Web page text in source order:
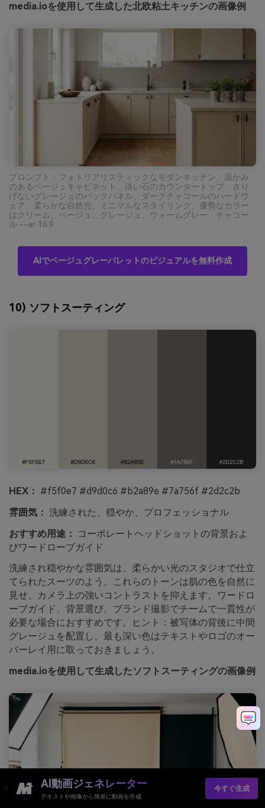
media.ioを使用して生成した北欧粘土キッチンの画像例
プロンプト：フォトリアリスティックなモダンキッチン、温かみ
のあるベージュキャビネット、淡い石のカウンタートップ、さり
げないグレージュのバックパネル、ダークチャコールのハードウ
ェア、柔らかな自然光、ミニマルなスタイリング、優勢なカラー
はクリーム、ベージュ、グレージュ、ウォームグレー、チャコー
ル --ar 16:9
AIでベージュグレーパレットのビジュアルを無料作成
10) ソフトスーティング
HEX： #f5f0e7 #d9d0c6 #b2a89e #7a756f #2d2c2b
雰囲気： 洗練された、穏やか、プロフェッショナル
おすすめ用途：
コーポレートヘッドショットの背景およ
びワードローブガイド
洗練され穏やかな雰囲気は、柔らかい光のスタジオで仕立
てられたスーツのよう。これらのトーンは肌の色を自然に
見せ、カメラ上の強いコントラストを抑えます。ワードロ
ーブガイド、背景選び、ブランド撮影でチームで一貫性が
必要な場合におすすめです。ヒント：被写体の背後に中間
グレージュを配置し、最も深い色はテキストやロゴのオー
バーレイ用に取っておきましょう。
media.ioを使用して生成したソフトスーティングの画像例
AI動画ジェネレーター
テキストや画像から簡単に動画を作成
今すぐ生成